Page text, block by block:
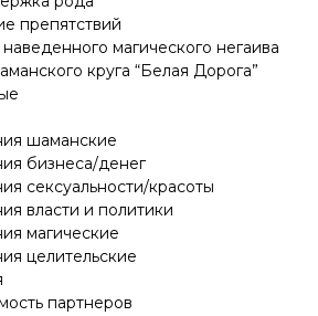
препятствий
магического негаива
круга “Белая Дорога”
шаманские
бизнеса/денег
сексуальности/красоты
власти и политики
магические
целительские
партнеров